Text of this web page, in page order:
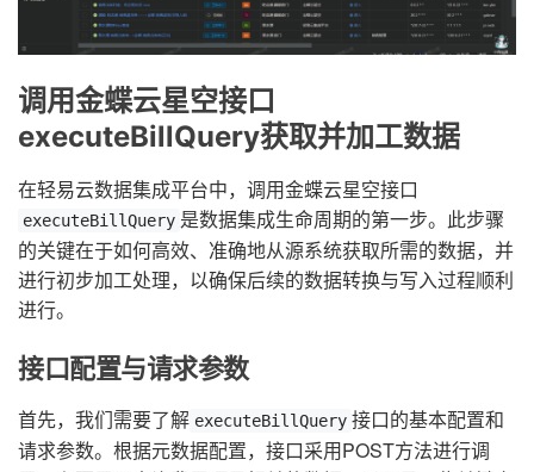
调用金蝶云星空接口
executeBillQuery获取并加工数据
在轻易云数据集成平台中，调用金蝶云星空接口
executeBillQuery 是数据集成生命周期的第一步。此步骤
的关键在于如何高效、准确地从源系统获取所需的数据，并
进行初步加工处理，以确保后续的数据转换与写入过程顺利
进行。
接口配置与请求参数
首先，我们需要了解 executeBillQuery 接口的基本配置和
请求参数。根据元数据配置，接口采用POST方法进行调